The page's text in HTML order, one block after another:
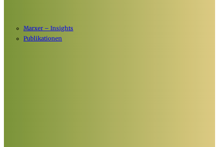
Marxer – Insights
Publikationen